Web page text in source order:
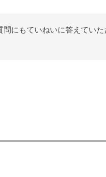
にもていねいに答えていた
で最初からお願いしな
後悔する程普通に相談